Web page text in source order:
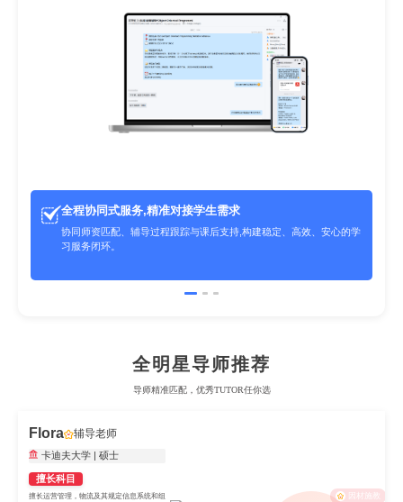
全程协同式服务,精准对接学生需求
协同师资匹配、辅导过程跟踪与课后支持,构建稳定、高效、安心的学
习服务闭环。
全明星导师推荐
导师精准匹配，优秀TUTOR任你选
Flora 辅导老师
卡迪夫大学 | 硕士
擅长科目
擅长运营管理，物流及其规定信息系统和组
因材施教